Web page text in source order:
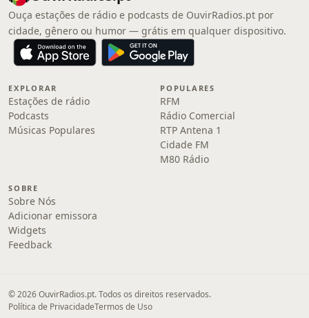
Ouça estações de rádio e podcasts de OuvirRadios.pt por
cidade, gênero ou humor — grátis em qualquer dispositivo.
EXPLORAR
Estações de rádio
Podcasts
Músicas Populares
POPULARES
RFM
Rádio Comercial
RTP Antena 1
Cidade FM
M80 Rádio
SOBRE
Sobre Nós
Adicionar emissora
Widgets
Feedback
© 2026 OuvirRadios.pt. Todos os direitos reservados.
Política de PrivacidadeTermos de Uso